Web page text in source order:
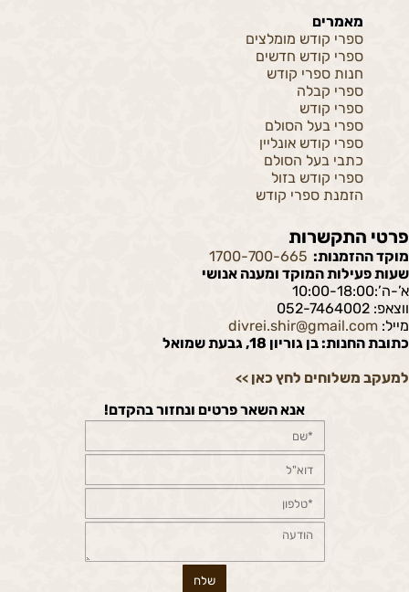
מאמרים
ספרי קודש מומלצים
ספרי קודש חדשים
חנות ספרי קודש
ספרי קבלה
ספרי קודש
ספרי בעל הסולם
ספרי קודש אונליין
כתבי בעל הסולם
ספרי קודש בזול
הזמנת ספרי קודש
פרטי התקשרות
מוקד ההזמנות: 1700-700-665
שעות פעילות המוקד ומענה אנושי
א’-ה’:10:00-18:00
ווצאפ: 052-7464002
מייל: divrei.shir@gmail.com
כתובת החנות: בן גוריון 18, גבעת שמואל
למעקב משלוחים לחץ כאן >>
אנא השאר פרטים ונחזור בהקדם!